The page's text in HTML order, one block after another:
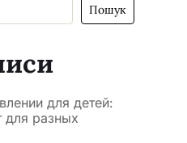
Пошук
для детей:
для разных